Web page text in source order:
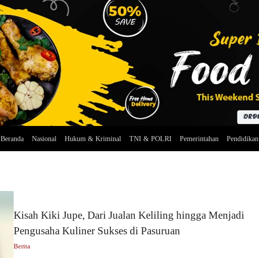
Beranda Nasional Hukum & Kriminal TNI & POLRI Pemerintahan Pendidikan
Kisah Kiki Jupe, Dari Jualan Keliling hingga Menjadi
Pengusaha Kuliner Sukses di Pasuruan
Berita